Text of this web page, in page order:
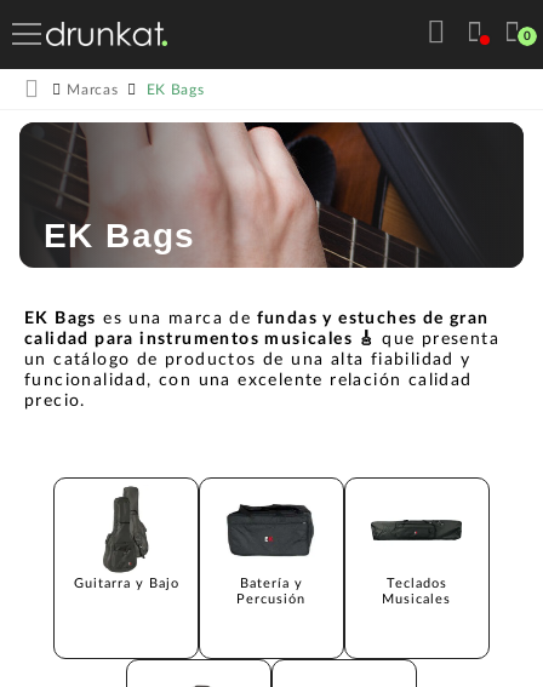
0
Marcas EK Bags
EK Bags
EK Bags es una marca de fundas y estuches de gran
calidad para instrumentos musicales 🎸que presenta
un catálogo de productos de una alta fiabilidad y
funcionalidad, con una excelente relación calidad
precio.
Guitarra y Bajo
Batería y
Percusión
Teclados
Musicales